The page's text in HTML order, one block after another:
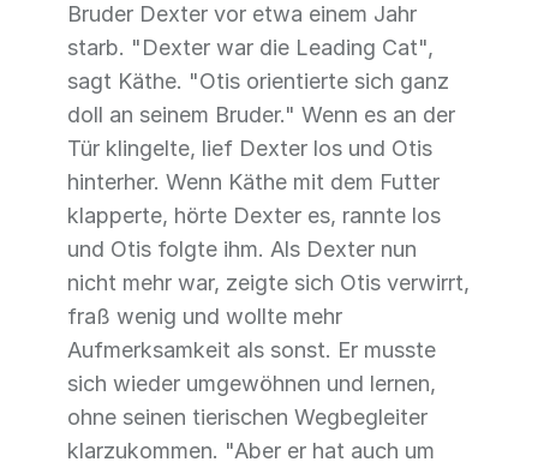
Bruder Dexter vor etwa einem Jahr
starb. "Dexter war die Leading Cat",
sagt Käthe. "Otis orientierte sich ganz
doll an seinem Bruder." Wenn es an der
Tür klingelte, lief Dexter los und Otis
hinterher. Wenn Käthe mit dem Futter
klapperte, hörte Dexter es, rannte los
und Otis folgte ihm. Als Dexter nun
nicht mehr war, zeigte sich Otis verwirrt,
fraß wenig und wollte mehr
Aufmerksamkeit als sonst. Er musste
sich wieder umgewöhnen und lernen,
ohne seinen tierischen Wegbegleiter
klarzukommen. "Aber er hat auch um